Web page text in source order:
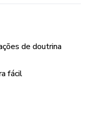
adquirir e ser um
Lei.
com os
de doutrina
fácil